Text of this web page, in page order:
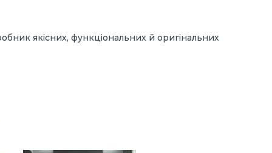
якісних, функціональних й оригінальних